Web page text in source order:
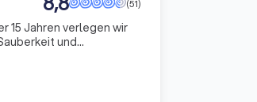
(51)
15 Jahren verlegen wir
und